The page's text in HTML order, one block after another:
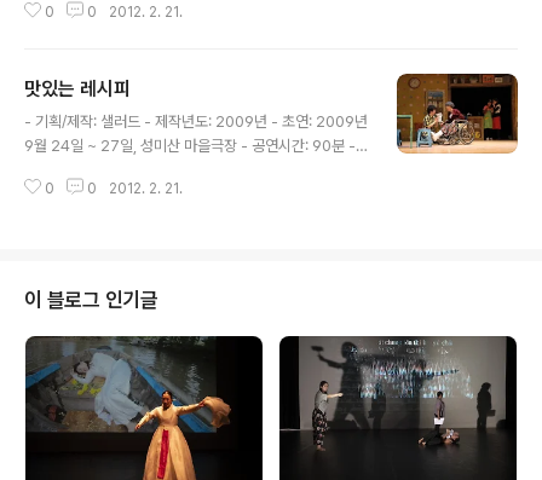
(2009), 서울대다문화교육센터 (2009) 외 * 장르: 아동
근이의 엄마는 필리핀에서 온 이주여성이다. 상근이 엄마
이는 밉다. 어느 날 아침 상근이는 엄마가 학교에 온다고 약
속하지 않으면 학교에 가지 않겠다고 떼를 쓰는데... * 초
연: 샐러드의 밤 (2009년 5월, 세일 아트홀) * 기획/ 제작:
* 공연시간 : 20분 * 등장인물 : 엄마 1,2,3, 초등학생 1,2,
0 0 2012. 2. 21.
맛있는 레시피
- 기획/제작: 샐러드 - 제작년도: 2009년 - 초연: 2009년
9월 24일 ~ 27일, 성미산 마을극장 - 공연시간: 90분 -
아자팀1, 2, 3 - 작/연출: 김병균 - 출연: 주예심, 이자스민,
아니따가 식당을 찾아온다. 몇몇 단골손님만으로 식당을
운영하기에도 빠듯한 처지지만 할매는 아니따의 처지를 불
쌍하게 여겨 식당에서 일하게 한다. 가수가 되겠다는 허황
된 꿈에 사로잡힌 할매의 아들 경칠이 친 사고로 식당은 위
기에 놓이게 되는데, 일라와 아니따가 힘을..
0 0 2012. 2. 21.
이 블로그 인기글